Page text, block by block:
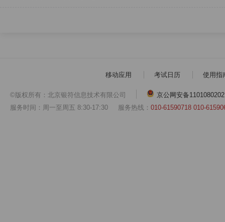
移动应用 考试日历 使用指
©版权所有：北京银符信息技术有限公司
京公网安备
服务时间：周一至周五 8:30-17:30 服务热线： 010-61590718 010-